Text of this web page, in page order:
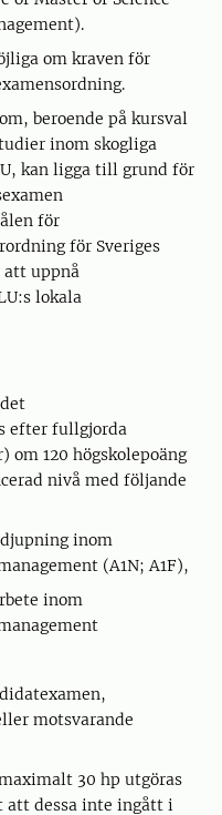
om kraven för
beroende på kursval
inom skogliga
kan ligga till grund för
för
för Sveriges
att uppnå
lokala
efter fullgjorda
om 120 högskolepoäng
nivå med följande
inom
(A1N; A1F),
inom
motsvarande
30 hp utgöras
att dessa inte ingått i